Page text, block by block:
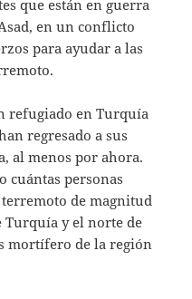
que están en guerra
en un conflicto
para ayudar a las
refugiado en Turquía
regresado a sus
al menos por ahora.
cuántas personas
de magnitud
Turquía y el norte de
mortífero de la región